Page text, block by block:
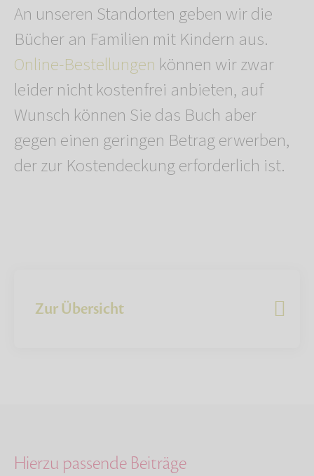
An unseren Standorten geben wir die
Bücher an Familien mit Kindern aus.
Online-Bestellungen können wir zwar
leider nicht kostenfrei anbieten, auf
Wunsch können Sie das Buch aber
gegen einen geringen Betrag erwerben,
der zur Kostendeckung erforderlich ist.
Zur Übersicht
Hierzu passende Beiträge